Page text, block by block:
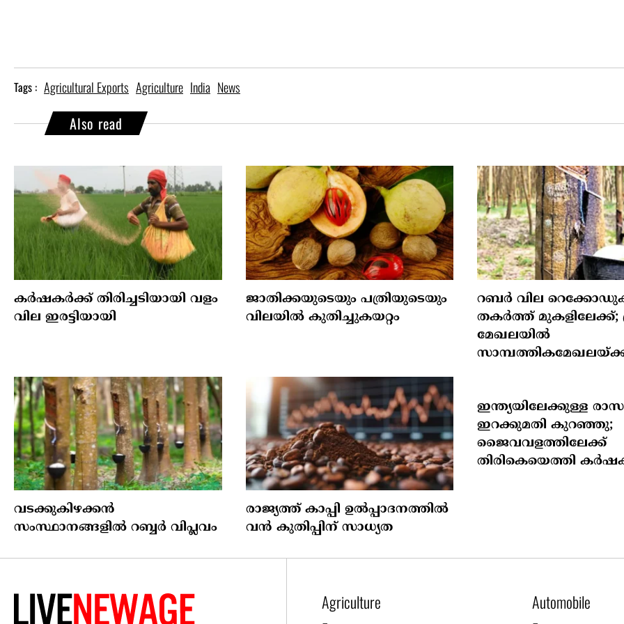
Tags : Agricultural Exports Agriculture India News
Also read
കർഷകർക്ക് തിരിച്ചടിയായി വളം
വില ഇരട്ടിയായി
ജാതിക്കയുടെയും പത്രിയുടെയും
വിലയില്‍ കുതിച്ചുകയറ്റം
റബര്‍ വില
തകര്‍ത്ത് മുകളിലേക്ക്;
മേഖലയില്‍
വടക്കുകിഴക്കൻ
സംസ്ഥാനങ്ങളില്‍ റബ്ബര്‍ വിപ്ലവം
രാജ്യത്ത് കാപ്പി ഉല്‍പ്പാദനത്തില്‍
വന്‍ കുതിപ്പിന് സാധ്യത
ഇന്ത്യയിലേക്കുള്ള
ഇറക്കുമതി കുറഞ്ഞു;
ജൈവവളത്തിലേക്ക്
തിരികെയെത്തി
Agriculture
Automobile